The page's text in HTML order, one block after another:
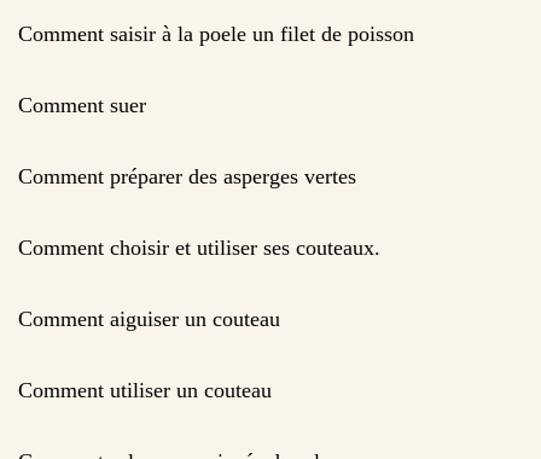
Comment saisir à la poele un filet de poisson
Comment suer
Comment préparer des asperges vertes
Comment choisir et utiliser ses couteaux.
Comment aiguiser un couteau
Comment utiliser un couteau